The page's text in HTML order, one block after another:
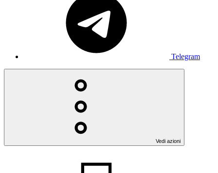
Telegram
Vedi azioni